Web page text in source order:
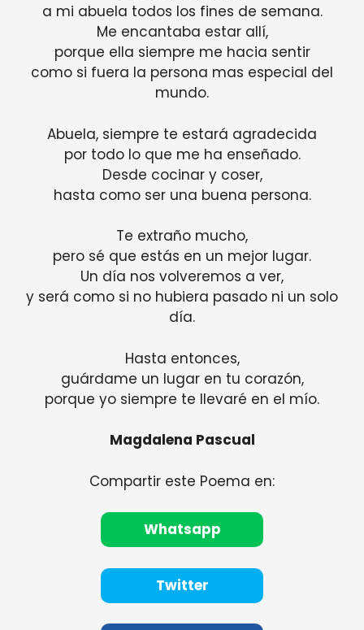
a mi abuela todos los fines de semana.
Me encantaba estar allí,
porque ella siempre me hacia sentir
como si fuera la persona mas especial del
mundo.
Abuela, siempre te estará agradecida
por todo lo que me ha enseñado.
Desde cocinar y coser,
hasta como ser una buena persona.
Te extraño mucho,
pero sé que estás en un mejor lugar.
Un día nos volveremos a ver,
y será como si no hubiera pasado ni un solo
día.
Hasta entonces,
guárdame un lugar en tu corazón,
porque yo siempre te llevaré en el mío.
Magdalena Pascual
Compartir este Poema en:
Whatsapp
Twitter